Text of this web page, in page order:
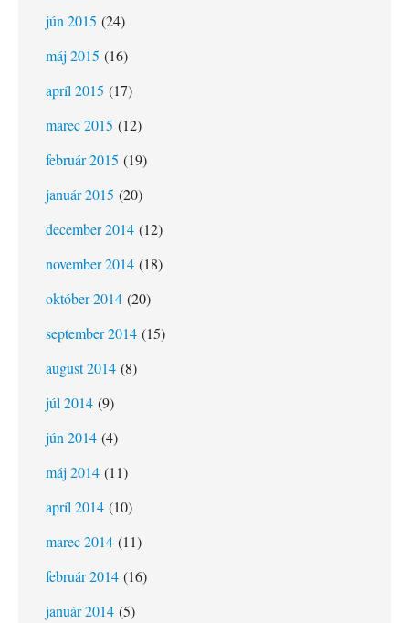
jún 2015 (24)
máj 2015 (16)
apríl 2015 (17)
marec 2015 (12)
február 2015 (19)
január 2015 (20)
december 2014 (12)
november 2014 (18)
október 2014 (20)
september 2014 (15)
august 2014 (8)
júl 2014 (9)
jún 2014 (4)
máj 2014 (11)
apríl 2014 (10)
marec 2014 (11)
február 2014 (16)
január 2014 (5)